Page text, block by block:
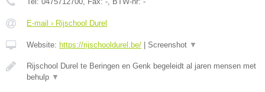
E-mail › Rijschool Durel
Website: https://rijschooldurel.be/ Screenshot ▼
Rijschool Durel te Beringen en Genk begeleidt al jaren mensen met
behulp ▼